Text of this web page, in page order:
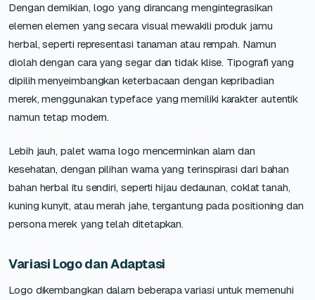
Dengan demikian, logo yang dirancang mengintegrasikan
elemen elemen yang secara visual mewakili produk jamu
herbal, seperti representasi tanaman atau rempah. Namun
diolah dengan cara yang segar dan tidak klise. Tipografi yang
dipilih menyeimbangkan keterbacaan dengan kepribadian
merek, menggunakan typeface yang memiliki karakter autentik
namun tetap modern.
Lebih jauh, palet warna logo mencerminkan alam dan
kesehatan, dengan pilihan warna yang terinspirasi dari bahan
bahan herbal itu sendiri, seperti hijau dedaunan, coklat tanah,
kuning kunyit, atau merah jahe, tergantung pada positioning dan
persona merek yang telah ditetapkan.
Variasi Logo dan Adaptasi
Logo dikembangkan dalam beberapa variasi untuk memenuhi